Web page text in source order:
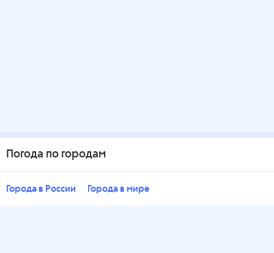
Погода по городам
Города в России Города в мире